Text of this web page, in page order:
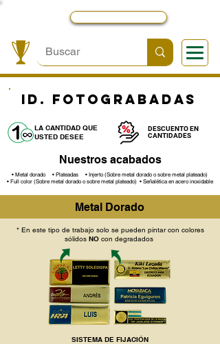
ID. FOTOGRABADAS
LA CANTIDAD QUE
USTED DESEE
DESCUENTO EN
CANTIDADES
Nuestros acabados
• Metal dorado • Plateadas • Injerto (Sobre metal dorado o sobre metal plateado)
• Full color (Sobre metal dorado o sobre metal plateado) • Señalética en acero inoxidable
Metal Dorado
* En este tipo de trabajo solo se pueden pintar con colores
sólidos NO con degradados
SISTEMA DE FIJACIÓN